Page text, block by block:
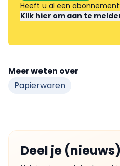
Heeft u al een
Klik hier om aan te
Meer weten over
Papierwaren
Deel je